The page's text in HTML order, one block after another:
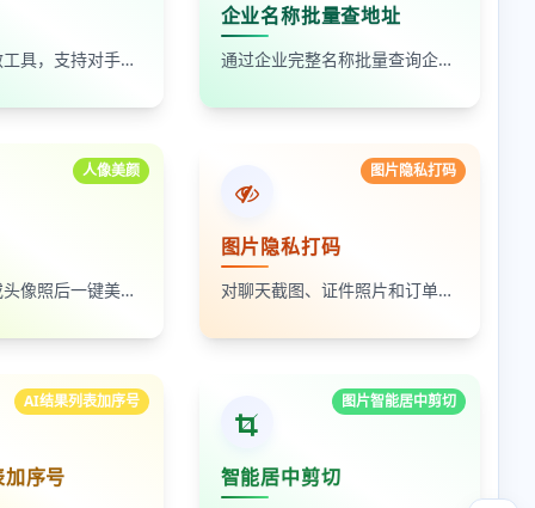
在线数据脱敏工具，支持对手机号、身份证号、姓名、邮箱等敏感数据进行批量脱敏处理，保护隐私安全
企业名称批量查地址
通过企业完整名称批量查询企业地址，支持查看默认地址、年报地址和注册地址，适合企业资料整理和工商信息核对
人像美颜
上传自拍照或头像照后一键美颜，支持人像磨皮、提亮和美颜强度调节，适合人物照片快速优化
图片隐私打码
图片隐私打码
对聊天截图、证件照片和订单页面中的敏感内容进行局部打码，支持多次框选和重复处理
AI结果列表加序号
序号
图片智能居中剪切
智能居中剪切